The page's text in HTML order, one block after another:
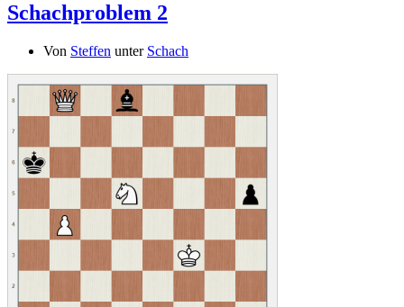
Schachproblem 2
Von Steffen unter Schach